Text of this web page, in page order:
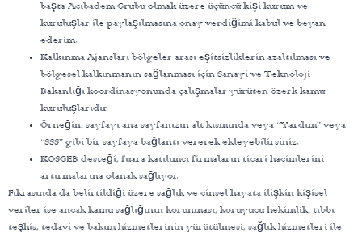
başta Acıbadem Grubu olmak üzere üçüncü kişi kurum ve
kuruluşlar ile paylaşılmasına onay verdiğimi kabul ve beyan
ederim.
Kalkınma Ajansları bölgeler arası eşitsizliklerin azaltılması ve
bölgesel kalkınmanın sağlanması için Sanayi ve Teknoloji
Bakanlığı koordinasyonunda çalışmalar yürüten özerk kamu
kuruluşlarıdır.
Örneğin, sayfayı ana sayfanızın alt kısmında veya “Yardım” veya
“SSS” gibi bir sayfaya bağlantı vererek ekleyebilirsiniz.
KOSGEB desteği, fuara katılımcı firmaların ticari hacimlerini
artırmalarına olanak sağlıyor.
Fıkrasında da belirtildiği üzere sağlık ve cinsel hayata ilişkin kişisel
veriler ise ancak kamu sağlığının korunması, koruyucu hekimlik, tıbbı
teşhis, tedavi ve bakım hizmetlerinin yürütülmesi, sağlık hizmetleri ile